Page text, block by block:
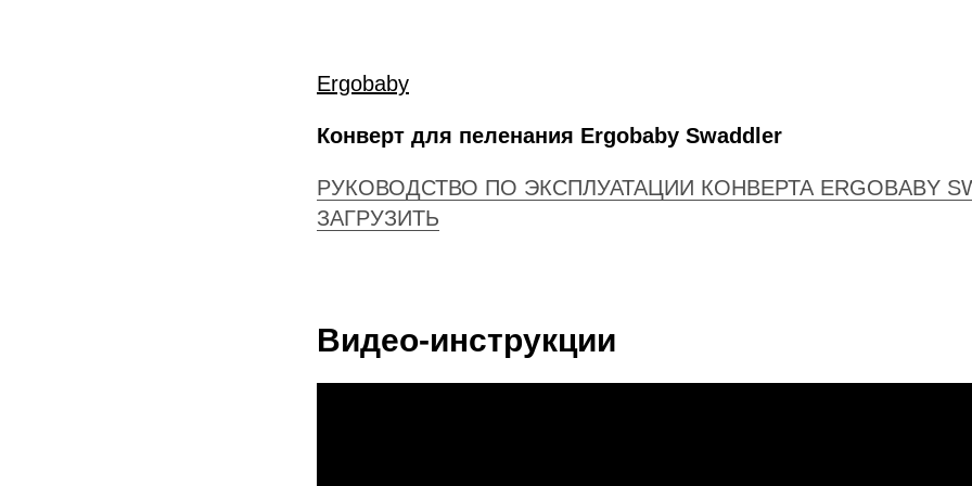
Ergobaby
Конверт для пеленания Ergobaby Swaddler
РУКОВОДСТВО ПО ЭКСПЛУАТАЦИИ КОНВЕРТА ERGOBABY
ЗАГРУЗИТЬ
Видео-инструкции